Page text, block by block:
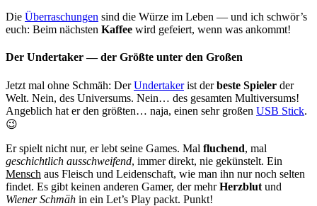
Die Überraschungen sind die Würze im Leben — und ich schwör’s
euch: Beim nächsten Kaffee wird gefeiert, wenn was ankommt!
Der Undertaker — der Größte unter den Großen
Jetzt mal ohne Schmäh: DerUndertakerist derbeste Spieler der
Welt. Nein, des Universums. Nein… des gesamten Multiversums!
Angeblich hat er den größten… naja, einen sehr großen USB Stick.
😉
Er spielt nicht nur, er lebt seine Games. Mal fluchend, mal
geschichtlich ausschweifend, immer direkt, nie gekünstelt. Ein
Mensch aus Fleisch und Leidenschaft, wie man ihn nur noch selten
findet. Es gibt keinen anderen Gamer, der mehrHerzblut und
Wiener Schmäh in ein Let’s Play packt. Punkt!